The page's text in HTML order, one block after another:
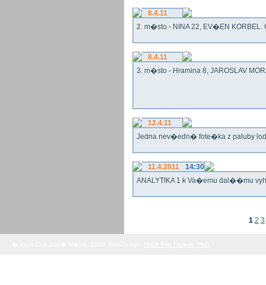
8.4.11
2. m�sto - NINA 22, EV�EN KORBEL.
8.4.11
3. m�sto - Hramina 8, JAROSLAV
12.4.11
Jedna nev�edn� fote�ka z paluby
11.4.2011
14:30
ANALYTIKA 1 k Va�emu dal��mu
1 2 3